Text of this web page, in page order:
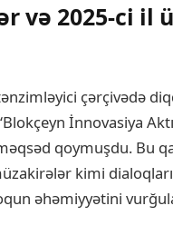
və 2025-ci il
çərçivədə
İnnovasiya
qoymuşdu. Bu
kimi
əhəmiyyətini